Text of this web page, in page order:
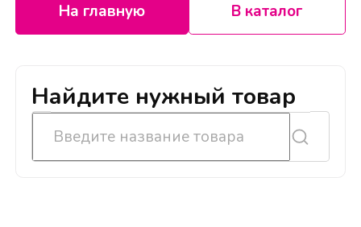
На главную В каталог
Найдите нужный товар